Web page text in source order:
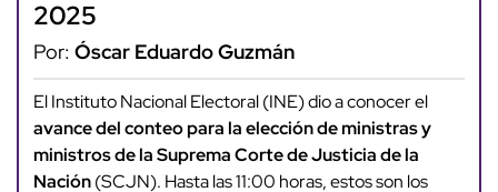
2025
Por: Óscar Eduardo Guzmán
El Instituto Nacional Electoral (INE) dio a conocer el
avance del conteo para la elección de ministras y
ministros de la Suprema Corte de Justicia de la
Nación(SCJN). Hasta las 11:00 horas, estos son los